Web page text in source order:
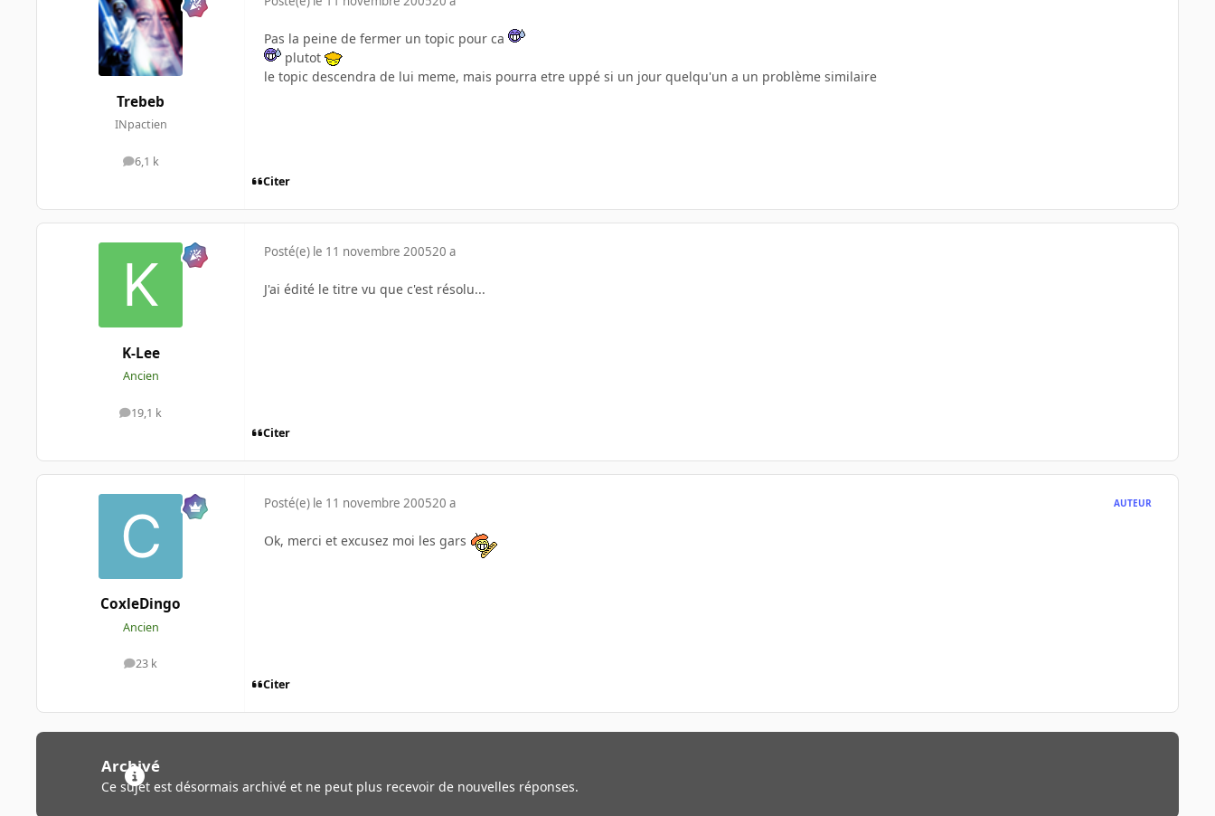
Trebeb
INpactien
6,1 k
messages
Pas la peine de fermer un topic pour ca
plutot
le topic descendra de lui meme, mais pourra etre uppé si un jour quelqu'un a un problème similaire
Citer
K-Lee
Ancien
19,1 k
messages
Posté(e) le 11 novembre 200520 a
J'ai édité le titre vu que c'est résolu...
Citer
CoxleDingo
Ancien
23 k
messages
Posté(e) le 11 novembre 200520 a AUTEUR
Ok, merci et excusez moi les gars
Citer
Archivé
Ce sujet est désormais archivé et ne peut plus recevoir de nouvelles réponses.